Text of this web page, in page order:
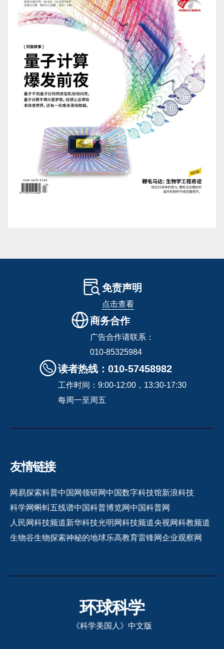
免责声明
点击查看
商务合作
广告合作请联系：
010-85325984
读者热线：010-57458982
工作时间：9:00-12:00，13:30-17:30
每周一至周五
友情链接
网易探索科普中国网领研网中国数字科技馆新浪科技
科学网蝌蚪五线谱中国科普博览网中国科普网
人民网科技频道新华科技光明网科技频道央视网科教频道
生物谷生物探索神秘的地球乐高教育雷锋网企业观察网
环球科学
《科学美国人》中文版